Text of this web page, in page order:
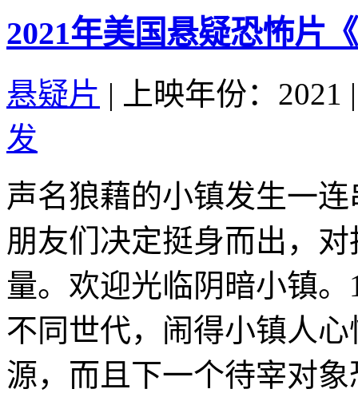
2021年美国悬疑恐怖片
悬疑片 | 上映年份：2021 |
发
声名狼藉的小镇发生一
朋友们决定挺身而出，
量。欢迎光临阴暗小镇
不同世代，闹得小镇人
源，而且下一个待宰对